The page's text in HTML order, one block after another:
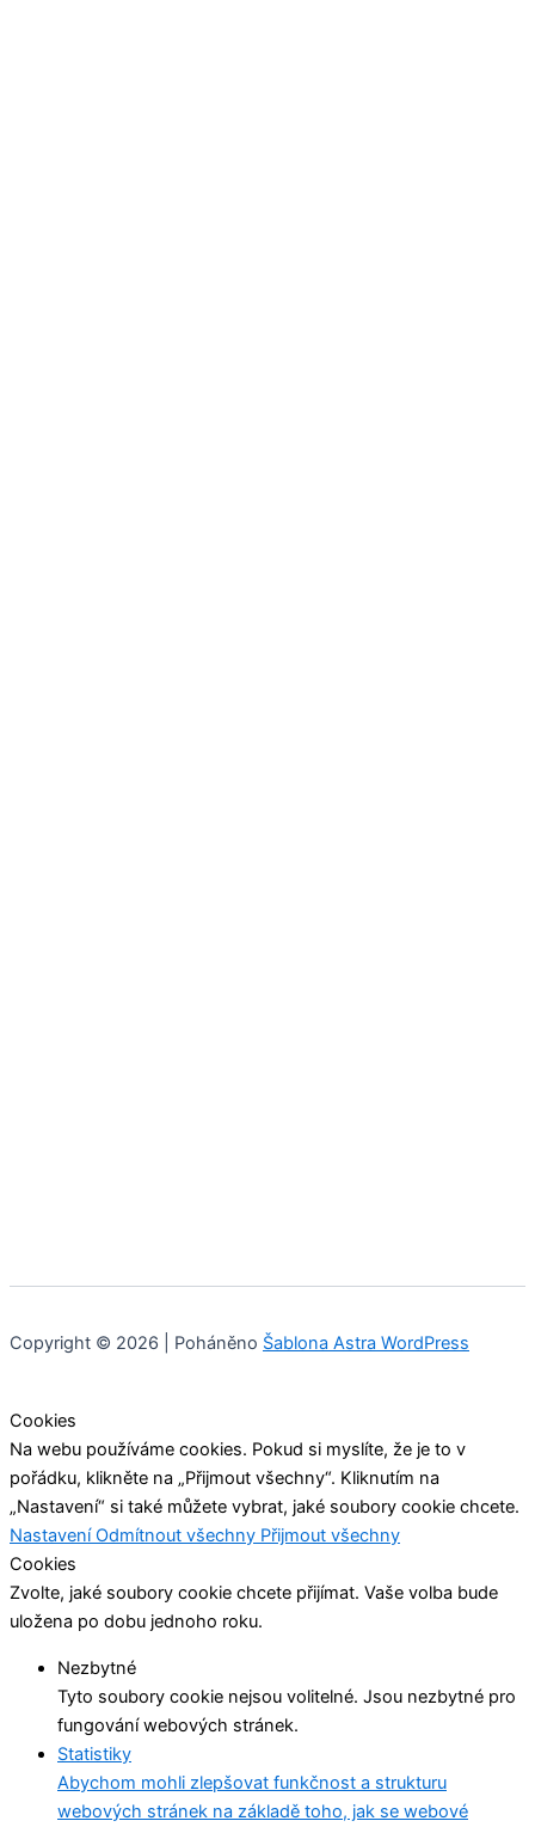
Copyright © 2026 | Poháněno Šablona Astra WordPress
Cookies
Na webu používáme cookies. Pokud si myslíte, že je to v
pořádku, klikněte na „Přijmout všechny“. Kliknutím na
„Nastavení“ si také můžete vybrat, jaké soubory cookie chcete.
NastaveníOdmítnout všechny Přijmout všechny
Cookies
Zvolte, jaké soubory cookie chcete přijímat. Vaše volba bude
uložena po dobu jednoho roku.
Nezbytné
Tyto soubory cookie nejsou volitelné. Jsou nezbytné pro
fungování webových stránek.
Statistiky
Abychom mohli zlepšovat funkčnost a strukturu
webových stránek na základě toho, jak se webové